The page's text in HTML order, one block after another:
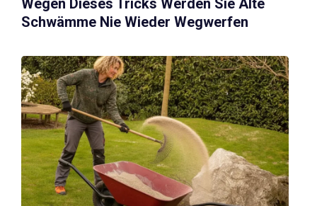
Wegen Dieses Tricks Werden Sie Alte
Schwämme Nie Wieder Wegwerfen